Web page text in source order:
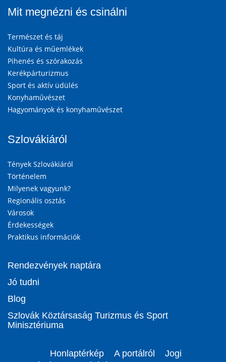
Mit megnézni és csinálni
Természet és táj
Kultúra és műemlékek
Pihenés és szórakozás
Kerékpárturizmus
Sport és aktív üdülés
Konyhaművészet
Hagyományok és konyhaművészet
Szlovákiáról
Tények Szlovákiáról
Történelem
Milyenek vagyunk?
Regionális osztás
Városok
Érdekességek
Praktikus információk
Rendezvények naptára
Jó tudni
Blog
Szlovák Köztársaság Turizmus és Sport
Minisztériuma
Honlaptérkép A portálról
Jogi